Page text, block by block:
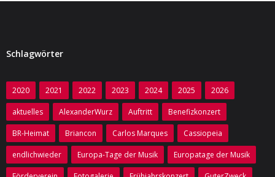
Schlagwörter
2020 2021 2022 2023 2024 2025 2026
aktuelles AlexanderWurz Auftritt Benefizkonzert
BR-Heimat Briancon Carlos Marques Cassiopeia
endlichwieder Europa-Tage der Musik Europatage der Musik